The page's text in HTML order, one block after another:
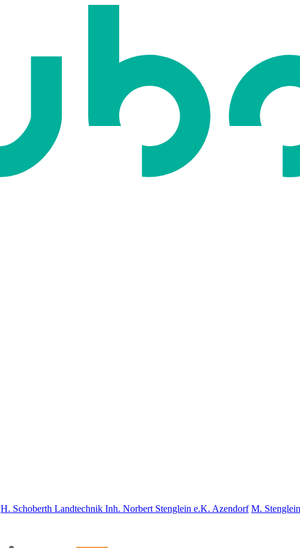
H. Schoberth Land­tech­nik Inh. Norbert Stenglein e.K. Azendorf M.